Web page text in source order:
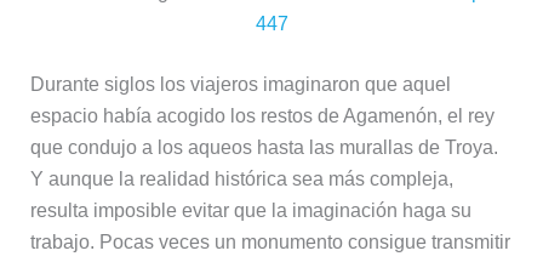
447
Durante siglos los viajeros imaginaron que aquel
espacio había acogido los restos de Agamenón, el rey
que condujo a los aqueos hasta las murallas de Troya.
Y aunque la realidad histórica sea más compleja,
resulta imposible evitar que la imaginación haga su
trabajo. Pocas veces un monumento consigue transmitir